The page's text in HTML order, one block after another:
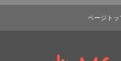
ページトッ